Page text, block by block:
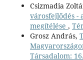
Csizmadia
városfejlődés -
megítélése ,
Grosz András,
Társadalom: